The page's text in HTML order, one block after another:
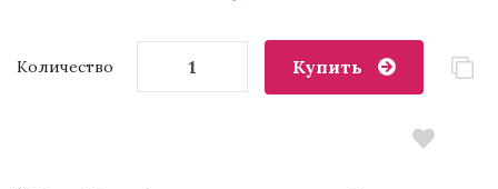
Количество Купить